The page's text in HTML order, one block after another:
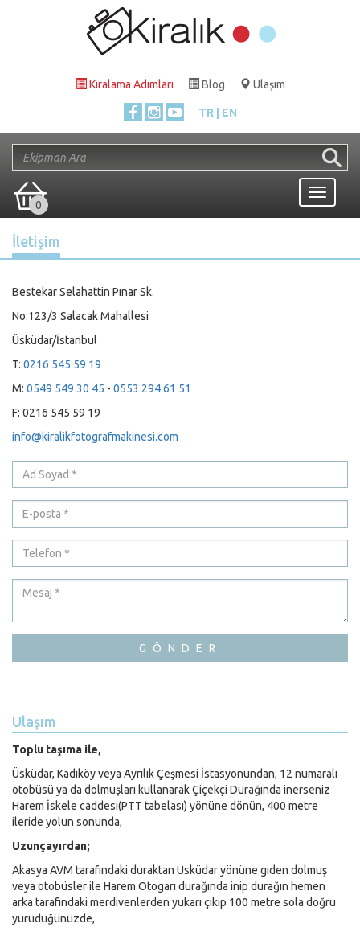
Kiralama Adımları Blog Ulaşım
TR EN
0
Toggle
İletişim
Bestekar Selahattin Pınar Sk.
No:123/3 Salacak Mahallesi
Üsküdar/İstanbul
T: 0216 545 59 19
M: 0549 549 30 45 - 0553 294 61 51
F: 0216 545 59 19
info@kiralikfotografmakinesi.com
Ulaşım
Toplu taşıma ile,
Üsküdar, Kadıköy veya Ayrılık Çeşmesi İstasyonundan; 12 numaralı
otobüsü ya da dolmuşları kullanarak Çiçekçi Durağında inerseniz
Harem İskele caddesi(PTT tabelası) yönüne dönün, 400 metre
ileride yolun sonunda,
Uzunçayırdan;
Akasya AVM tarafındaki duraktan Üsküdar yönüne giden dolmuş
veya otobüsler ile Harem Otogarı durağında inip durağın hemen
arka tarafındaki merdivenlerden yukarı çıkıp 100 metre sola doğru
yürüdüğünüzde,